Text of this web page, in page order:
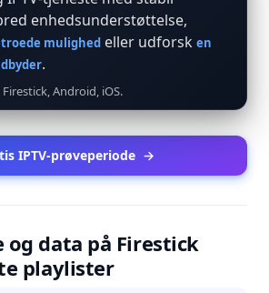
enhedsunderstøttelse,
mulighed eller udforsk en
.
Android, iOS.
IPTV-prøveperiode →
og data på Firestick
playlister